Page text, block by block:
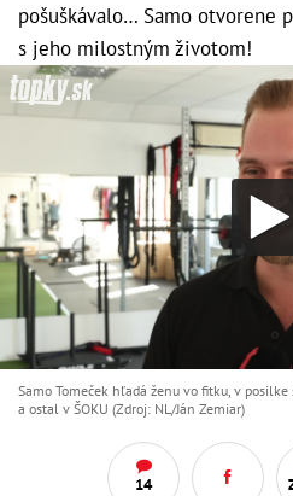
pošuškávalo… Samo otvorene
s jeho milostným životom!
Samo Tomeček hľadá ženu vo fitku, v
a ostal v ŠOKU (Zdroj: NL/Ján Zemiar)
14